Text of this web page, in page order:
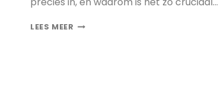
LEES MEER WAT